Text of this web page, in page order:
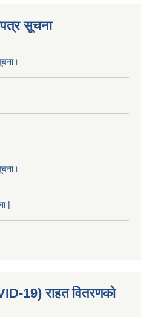
सूचना
|
19) राहत वितरणको